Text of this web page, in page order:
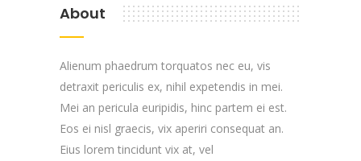
About
Alienum phaedrum torquatos nec eu, vis
detraxit periculis ex, nihil expetendis in mei.
Mei an pericula euripidis, hinc partem ei est.
Eos ei nisl graecis, vix aperiri consequat an.
Eius lorem tincidunt vix at, vel